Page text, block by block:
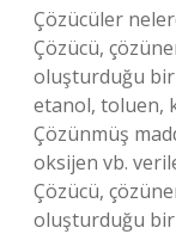
Çözücüler
Çözücü,
oluşturduğu bir
etanol, toluen,
Çözünmüş
oksijen vb.
Çözücü,
oluşturduğu bir